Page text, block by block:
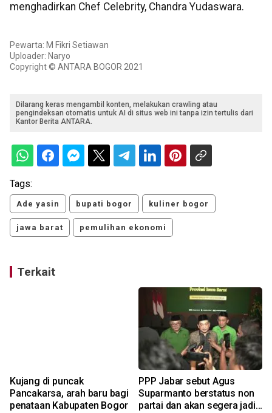
menghadirkan Chef Celebrity, Chandra Yudaswara.
Pewarta: M Fikri Setiawan
Uploader: Naryo
Copyright © ANTARA BOGOR 2021
Dilarang keras mengambil konten, melakukan crawling atau
pengindeksan otomatis untuk AI di situs web ini tanpa izin tertulis dari
Kantor Berita ANTARA.
Tags:
Ade yasin bupati bogor kuliner bogor
jawa barat pemulihan ekonomi
Terkait
Kujang di puncak
Pancakarsa, arah baru bagi
penataan Kabupaten Bogor
PPP Jabar sebut Agus
Suparmanto berstatus non
partai dan akan segera jadi